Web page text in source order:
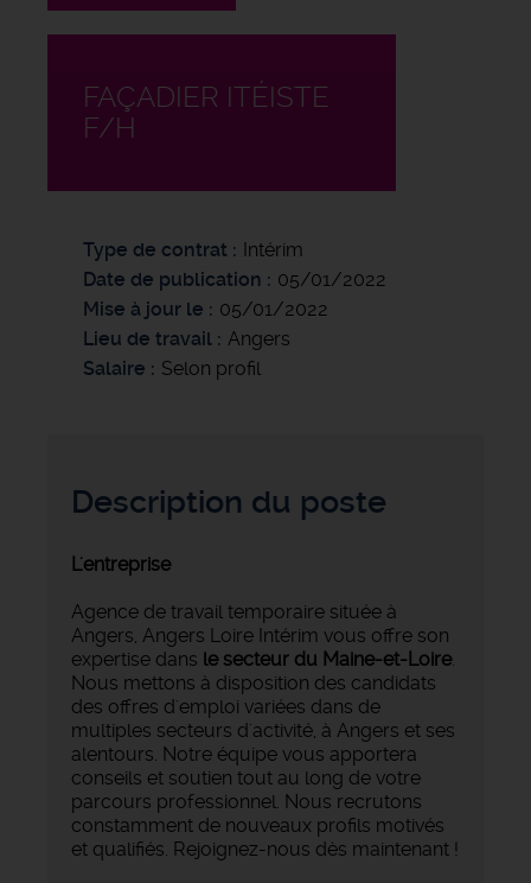
FAÇADIER ITÉISTE
F/H
Type de contrat
Intérim
Date de publication
05/01/2022
Mise à jour le
05/01/2022
Lieu de travail
Angers
Salaire
Selon profil
Description du poste
L'entreprise
Agence de travail temporaire située à
Angers, Angers Loire Intérim vous offre son
expertise dans le secteur du Maine-et-Loire.
Nous mettons à disposition des candidats
des offres d'emploi variées dans de
multiples secteurs d'activité, à Angers et ses
alentours. Notre équipe vous apportera
conseils et soutien tout au long de votre
parcours professionnel. Nous recrutons
constamment de nouveaux profils motivés
et qualifiés. Rejoignez-nous dès maintenant !